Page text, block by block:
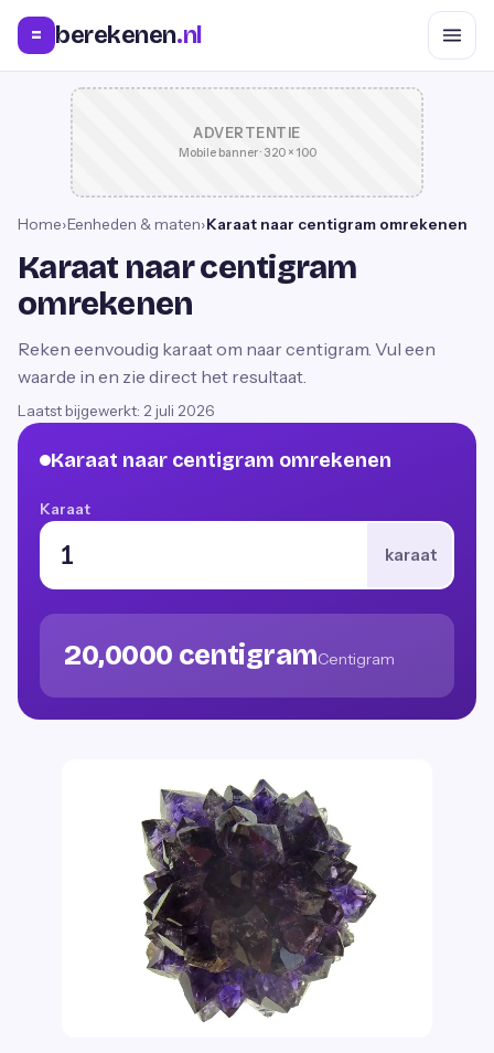
= berekenen.nl
ADVERTENTIE
Mobile banner · 320 × 100
Home›Eenheden & maten›Karaat naar centigram omrekenen
Karaat naar centigram
omrekenen
Reken eenvoudig karaat om naar centigram. Vul een
waarde in en zie direct het resultaat.
Laatst bijgewerkt: 2 juli 2026
Karaat naar centigram omrekenen
Karaat
karaat
20,0000 centigramCentigram